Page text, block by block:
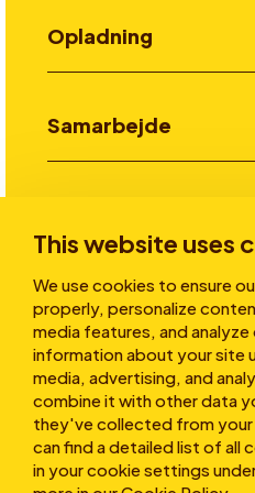
This website uses
We use cookies to ensure
properly, personalize
media features, and
information about your site
media, advertising, and
combine it with other data
they've collected from your
can find a detailed list of all
in your cookie settings
Opladning
Samarbejde
Historier
Om os